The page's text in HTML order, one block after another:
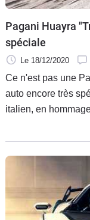
Pagani Huayra
spéciale
Le 18/12/2020
Ce n'est pas une
auto encore très
italien, en